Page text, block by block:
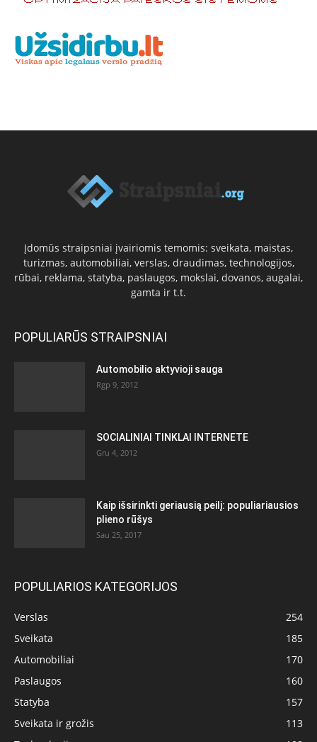
Įdomūs straipsniai įvairiomis temomis: sveikata, maistas,
turizmas, automobiliai, verslas, draudimas, technologijos,
rūbai, reklama, statyba, paslaugos, mokslai, dovanos, augalai,
gamta ir t.t.
POPULIARŪS STRAIPSNIAI
Automobilio aktyvioji sauga
Rgp 9, 2012
SOCIALINIAI TINKLAI INTERNETE
Gru 4, 2012
Kaip išsirinkti geriausią peilį: populiariausios
plieno rūšys
Sau 25, 2017
POPULIARIOS KATEGORIJOS
Verslas
254
Sveikata
185
Automobiliai
170
Paslaugos
160
Statyba
157
Sveikata ir grožis
113